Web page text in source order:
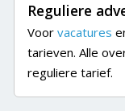
Reguliere
Voor vacatures
tarieven. Alle
reguliere tarief.